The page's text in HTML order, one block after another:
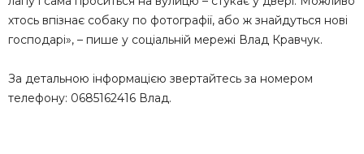
хтось впізнає собаку по фотографії, або ж знайдуться нові
господарі», – пише у соціальній мережі Влад Кравчук.
За детальною інформацією звертайтесь за номером
телефону: 0685162416 Влад.